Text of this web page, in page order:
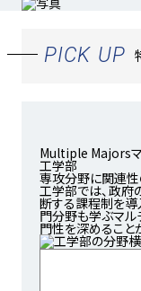
PICK UP
Multiple Majors
工学部
専攻分野に関連性
工学部では、政府
断する課程制を導
門分野も学ぶマル
門性を深めること